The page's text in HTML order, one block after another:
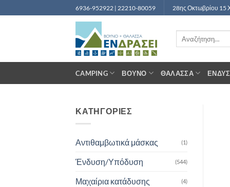
στο
6936-952922 | 22210-80059 28ης Οκτωβρίου 15
CAMPING ΒΟΥΝΌ ΘΆΛΑΣΣΑ
ΚΑΤΗΓΟΡΙΕΣ
Αντιθαμβωτικά μάσκας (1)
Ένδυση/Υπόδυση (544)
Μαχαίρια κατάδυσης (4)